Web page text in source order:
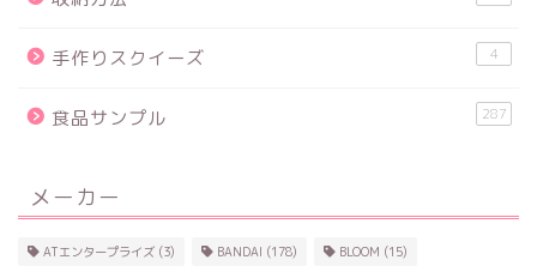
手作りスクイーズ 4
食品サンプル 287
メーカー
ATエンタープライズ (3) BANDAI (178) BLOOM (15)